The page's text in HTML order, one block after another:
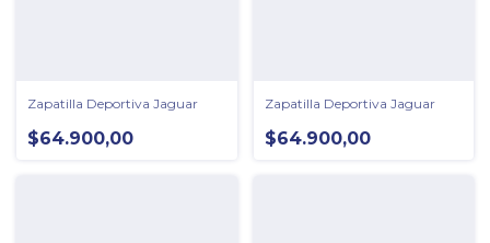
Zapatilla Deportiva Jaguar
$64.900,00
Zapatilla Deportiva Jaguar
$64.900,00